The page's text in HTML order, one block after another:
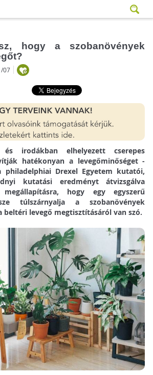
hogy a szobanövények
07
irodákban elhelyezett cserepes
hatékonyan a levegőminőséget -
Drexel Egyetem kutatói,
kutatási eredményt átvizsgálva
hogy egy egyszerű
túlszárnyalja a szobanövények
beltéri levegő megtisztításáról van szó.